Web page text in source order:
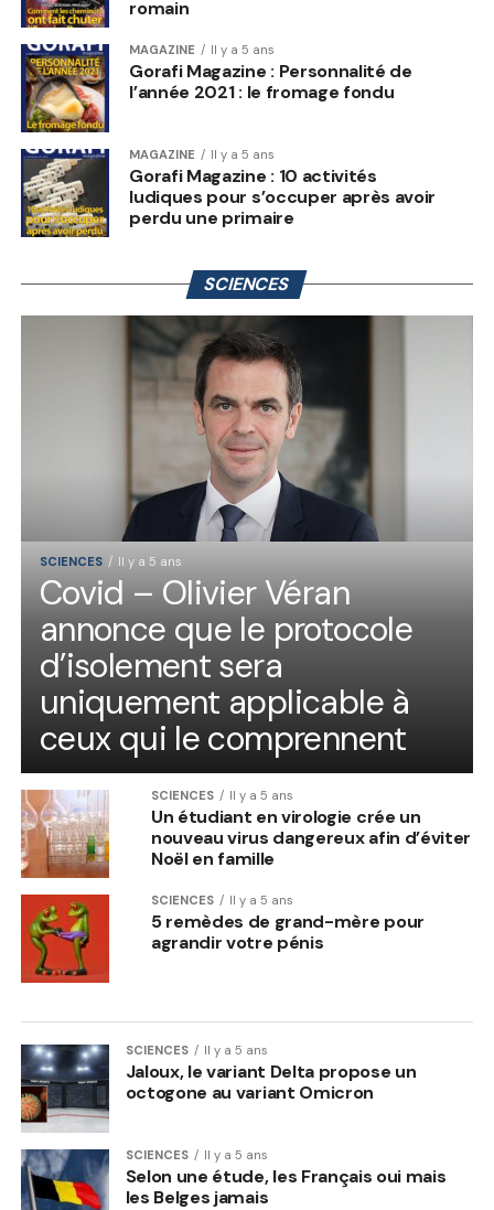
romain
MAGAZINE Il y a 5 ans
Gorafi Magazine : Personnalité de
l’année 2021 : le fromage fondu
MAGAZINE Il y a 5 ans
Gorafi Magazine : 10 activités
ludiques pour s’occuper après avoir
perdu une primaire
SCIENCES
SCIENCES Il y a 5 ans
Covid – Olivier Véran
annonce que le protocole
d’isolement sera
uniquement applicable à
ceux qui le comprennent
SCIENCES Il y a 5 ans
Un étudiant en virologie crée un
nouveau virus dangereux afin d’éviter
Noël en famille
SCIENCES Il y a 5 ans
5 remèdes de grand-mère pour
agrandir votre pénis
SCIENCES Il y a 5 ans
Jaloux, le variant Delta propose un
octogone au variant Omicron
SCIENCES Il y a 5 ans
Selon une étude, les Français oui mais
les Belges jamais